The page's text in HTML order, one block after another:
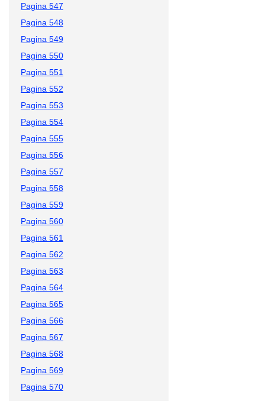
Pagina 547
Pagina 548
Pagina 549
Pagina 550
Pagina 551
Pagina 552
Pagina 553
Pagina 554
Pagina 555
Pagina 556
Pagina 557
Pagina 558
Pagina 559
Pagina 560
Pagina 561
Pagina 562
Pagina 563
Pagina 564
Pagina 565
Pagina 566
Pagina 567
Pagina 568
Pagina 569
Pagina 570